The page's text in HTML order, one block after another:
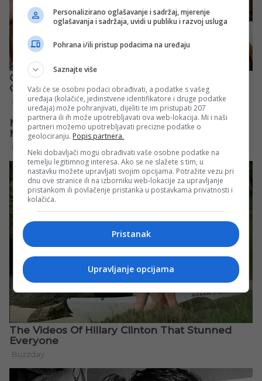
Personalizirano oglašavanje i sadržaj, mjerenje
oglašavanja i sadržaja, uvidi u publiku i razvoj usluga
Pohrana i/ili pristup podacima na uređaju
Saznajte više
Vaši će se osobni podaci obrađivati, a podatke s vašeg
uređaja (kolačiće, jedinstvene identifikatore i druge podatke
uređaja) može pohranjivati, dijeliti te im pristupati 207
partnera ili ih može upotrebljavati ova web-lokacija. Mi i naši
partneri možemo upotrebljavati precizne podatke o
geolociranju. Popis partnera.
Neki dobavljači mogu obrađivati vaše osobne podatke na
temelju legitimnog interesa. Ako se ne slažete s tim, u
nastavku možete upravljati svojim opcijama. Potražite vezu pri
dnu ove stranice ili na izborniku web-lokacije za upravljanje
pristankom ili povlačenje pristanka u postavkama privatnosti i
kolačića.
Pristanak
Upravljanje opcijama